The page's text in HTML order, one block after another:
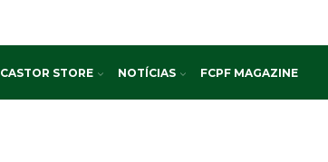
CASTOR STORE NOTÍCIAS FCPF MAGAZINE